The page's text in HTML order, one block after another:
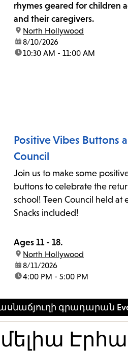
rhymes geared for children
and their caregivers.
location:
North Hollywood
date:8/10/2026
time:10:30 AM - 11:00 AM
Positive Vibes Buttons
Council
Join us to make some
buttons to celebrate the
school! Teen Council held at
Snacks included!
Ages 11 - 18.
location:
North Hollywood
date:8/11/2026
time:4:00 PM - 5:00 PM
գրադարան